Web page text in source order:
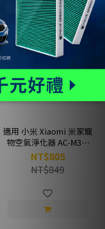
限時 85 折
適用 小米 Xiaomi 米家寵
物空氣淨化器 AC-M30-
SC 複合式抗菌HEPA濾
芯 綠綠好日
NT$805
NT$849